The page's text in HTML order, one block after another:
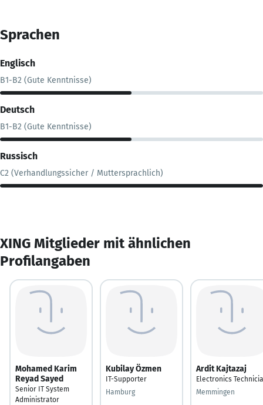
Sprachen
Englisch
B1-B2 (Gute Kenntnisse)
Deutsch
B1-B2 (Gute Kenntnisse)
Russisch
C2 (Verhandlungssicher / Muttersprachlich)
XING Mitglieder mit ähnlichen
Profilangaben
Mohamed Karim
Reyad Sayed
Senior IT System
Administrator
Kubilay Özmen
IT-Supporter
Hamburg
Ardit Kajtazaj
Electronics
Memmingen